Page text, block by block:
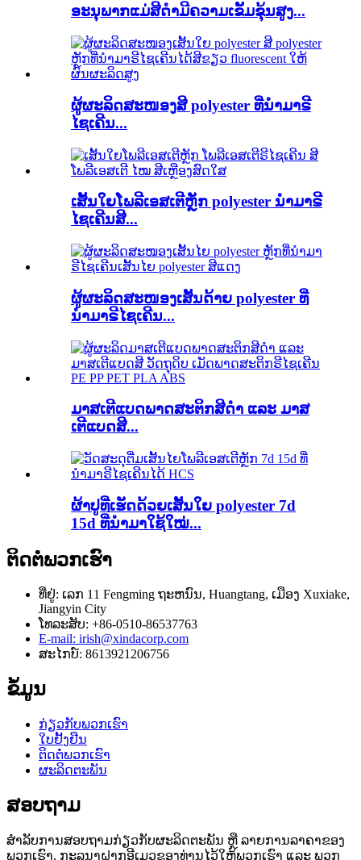
ອະນຸພາກແມ່ສີດຳມີຄວາມເຂັ້ມຂຸ້ນສູງ...
ຜູ້ຜະລິດສະໜອງສີ polyester ທີ່ນຳມາຣີ
ໄຊເຄີນ...
ເສັ້ນໃຍໂພລີເອສເຕີຫຼັກ polyester ນຳມາຣີ
ໄຊເຄີນສີ...
ຜູ້ຜະລິດສະໜອງເສັ້ນດ້າຍ polyester ທີ່
ນຳມາຣີໄຊເຄີນ...
ມາສເຕີແບດພາດສະຕິກສີດຳ ແລະ ມາສ
ເຕີແບດສີ...
ຜ້າປູທີ່ເຮັດດ້ວຍເສັ້ນໃຍ polyester 7d
15d ທີ່ນຳມາໃຊ້ໃໝ່...
ຕິດຕໍ່ພວກເຮົາ
ທີ່​ຢູ່​: ເລກ 11 Fengming ຖະ​ຫນົນ​, Huangtang​, ເມືອງ Xuxiake​,
Jiangyin City
ໂທລະສັບ: +86-0510-86537763
E-mail: irish@xindacorp.com
ສະໄກບ໌: 8613921206756
ຂໍ້ມູນ
ກ່ຽວກັບພວກເຮົາ
ໃບຢັ້ງຢືນ
ຕິດຕໍ່ພວກເຮົາ
ຜະລິດຕະພັນ
ສອບຖາມ
ສຳລັບການສອບຖາມກ່ຽວກັບຜະລິດຕະພັນ ຫຼື ລາຍການລາຄາຂອງ
ພວກເຮົາ, ກະລຸນາຝາກອີເມວຂອງທ່ານໄວ້ໃຫ້ພວກເຮົາ ແລະ ພວກ